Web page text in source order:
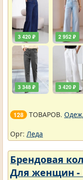
3 420 ₽
3 348 ₽
2 952 ₽
3 420 ₽
128 ТОВАРОВ.
Орг: Леда
Брендовая
Для женщин